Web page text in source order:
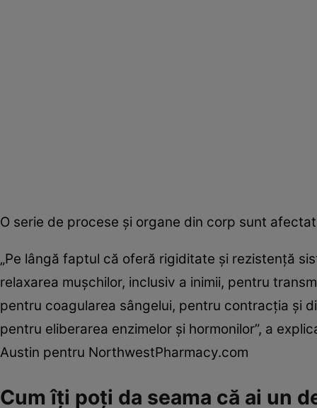
O serie de procese și organe din corp sunt
„Pe lângă faptul că oferă rigiditate și rezistență
relaxarea mușchilor, inclusiv a inimii, pentru
pentru coagularea sângelui, pentru contracția și
pentru eliberarea enzimelor și hormonilor”, a
Austin pentru NorthwestPharmacy.com
Cum îți poți da seama că ai un